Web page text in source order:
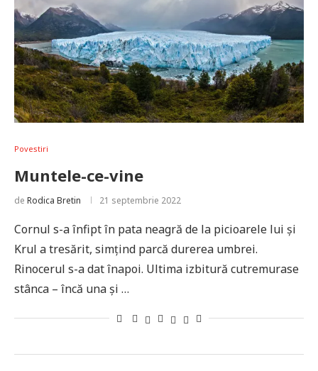
Povestiri
Muntele-ce-vine
de Rodica Bretin 21 septembrie 2022
Cornul s-a înfipt în pata neagră de la picioarele lui şi
Krul a tresărit, simţind parcă durerea umbrei.
Rinocerul s-a dat înapoi. Ultima izbitură cutremurase
stânca – încă una şi …